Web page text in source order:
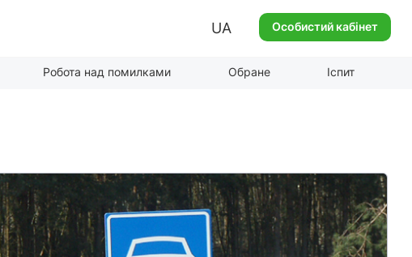
UA Особистий кабінет
Робота над помилками Обране Іспит